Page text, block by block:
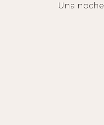
Una